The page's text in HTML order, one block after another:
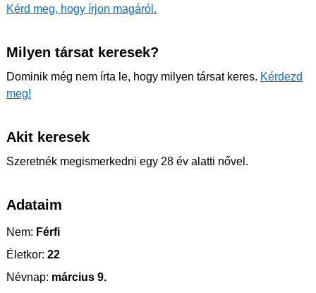
Kérd meg, hogy írjon magáról.
Milyen társat keresek?
Dominik még nem írta le, hogy milyen társat keres. Kérdezd
meg!
Akit keresek
Szeretnék megismerkedni egy 28 év alatti nővel.
Adataim
Nem: Férfi
Életkor: 22
Névnap: március 9.